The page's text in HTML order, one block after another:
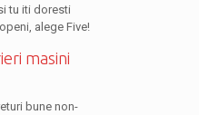
tu iti doresti
alege Five!
masini
bune non-